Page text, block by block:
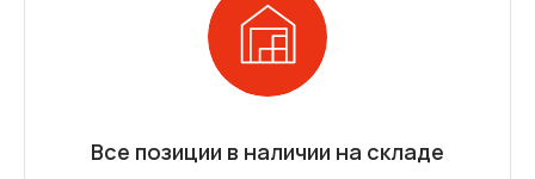
Все позиции в наличии на складе